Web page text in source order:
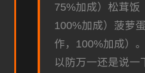
75%加成）松茸饭
100%加成）菠萝
作，100%加成）。
以防万一还是说一